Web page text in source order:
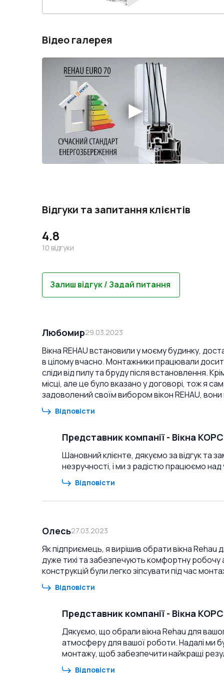
Відео галерея
Відгуки та запитання клієнтів
4.8
10 відгуки
Залиш відгук / Задай питання
Любомир29.03.2023
Вікна REHAU встановили у моєму будинку,
в цілому вчасно. Монтажники працювали
сліди від пилу та бруду після встановлення.
місці, але це було вказано у договорі, тож я
задоволений своїм вибором вікон REHAU,
Відповісти
Представник компанії - Вікна
Шановний клієнте, дякуємо за відгук та
незручності, і ми з радістю працюємо
Відповісти
Олесь27.03.2023
Як підприємець, я вирішив обрати вікна Rehau
дуже тихі та забезпечують комфортну
конструкцій були легко зіпсувати під час
Відповісти
Представник компанії - Вікна
Дякуємо, що обрали вікна Rehau для
атмосферу для вашої роботи. Надалі ми
монтажу, щоб забезпечити найкращі
Відповісти